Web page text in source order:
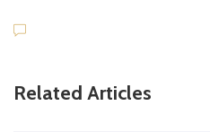
Related Articles